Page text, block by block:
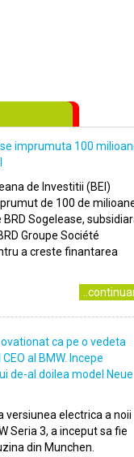
imprumuta 100
de Investitii (BEI)
de 100 de
Sogelease,
Groupe Société
a creste finantarea
ca pe o vedeta
al BMW. Incepe
de-al doilea model Neue
versiunea electrica a noii
Seria 3, a inceput sa fie
din Munchen.